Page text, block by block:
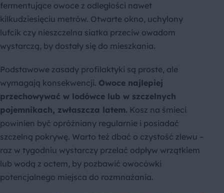
fermentujące owoce z odległości nawet
kilkudziesięciu metrów. Otwarte okno, uchylony
lufcik czy nieszczelna siatka przeciw owadom
wystarczą, by dostały się do mieszkania.
Podstawowe zasady profilaktyki są proste, ale
wymagają konsekwencji. Owoce najlepiej
przechowywać w lodówce lub w szczelnych
pojemnikach, zwłaszcza latem. Kosz na śmieci
powinien być opróżniany regularnie i posiadać
szczelną pokrywę. Warto też dbać o czystość zlewu –
raz w tygodniu wystarczy przelać odpływ wrzątkiem
lub wodą z octem, by pozbawić owocówki
potencjalnego miejsca do rozmnażania.